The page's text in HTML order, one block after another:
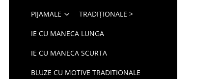
PIJAMALE TRADIȚIONALE >
IE CU MANECA LUNGA
IE CU MANECA SCURTA
BLUZE CU MOTIVE TRADITIONALE